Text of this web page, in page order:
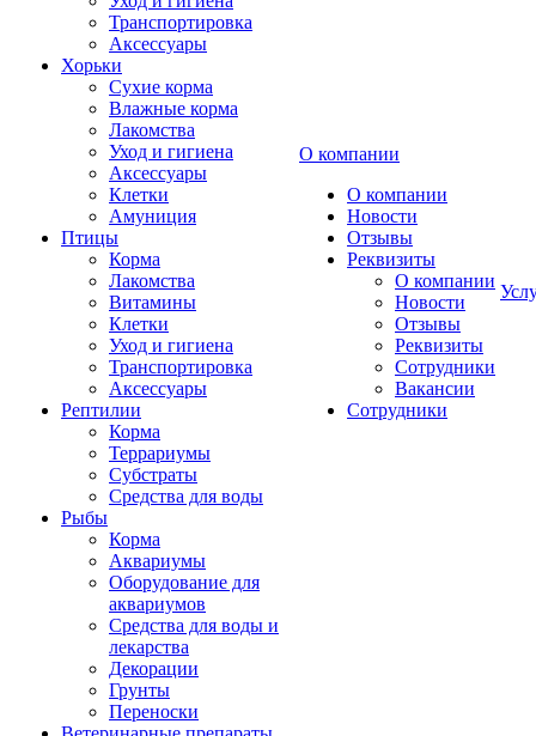
Транспортировка
Аксессуары
Хорьки
Сухие корма
Влажные корма
Лакомства
Уход и гигиена
Аксессуары
Клетки
Амуниция
Птицы
Корма
Лакомства
Витамины
Клетки
Уход и гигиена
Транспортировка
Аксессуары
Рептилии
Корма
Террариумы
Субстраты
Средства для воды
Рыбы
Корма
Аквариумы
Оборудование для
аквариумов
Средства для воды и
лекарства
Декорации
Грунты
Переноски
О компании
О компании
Новости
Отзывы
Реквизиты
О компании
Новости
Отзывы
Реквизиты
Сотрудники
Вакансии
Сотрудники